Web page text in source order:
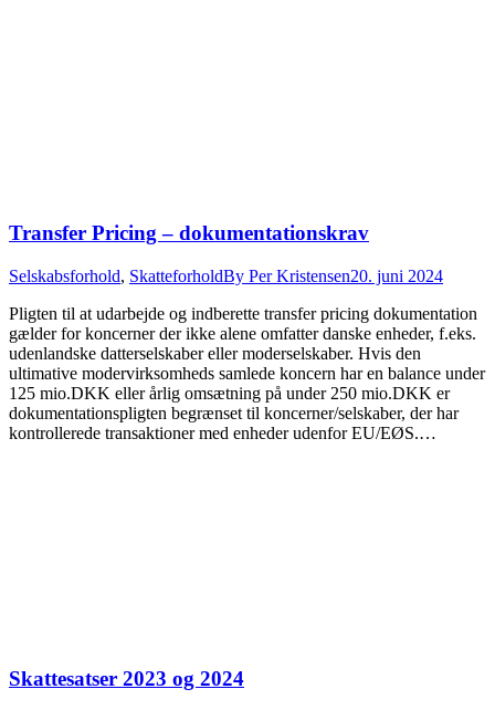
Transfer Pricing – dokumentationskrav
Selskabsforhold, SkatteforholdBy Per Kristensen20. juni 2024
Pligten til at udarbejde og indberette transfer pricing dokumentation
gælder for koncerner der ikke alene omfatter danske enheder, f.eks.
udenlandske datterselskaber eller moderselskaber. Hvis den
ultimative modervirksomheds samlede koncern har en balance under
125 mio.DKK eller årlig omsætning på under 250 mio.DKK er
dokumentationspligten begrænset til koncerner/selskaber, der har
kontrollerede transaktioner med enheder udenfor EU/EØS.…
Skattesatser 2023 og 2024